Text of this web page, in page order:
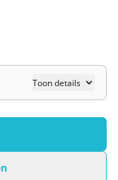
Toon details